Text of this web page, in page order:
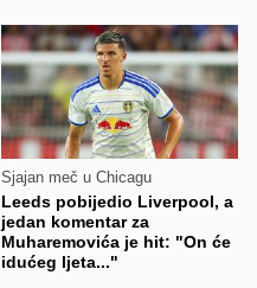
Sjajan meč u Chicagu
Leeds pobijedio Liverpool, a
jedan komentar za
Muharemovića je hit: "On će
idućeg ljeta..."